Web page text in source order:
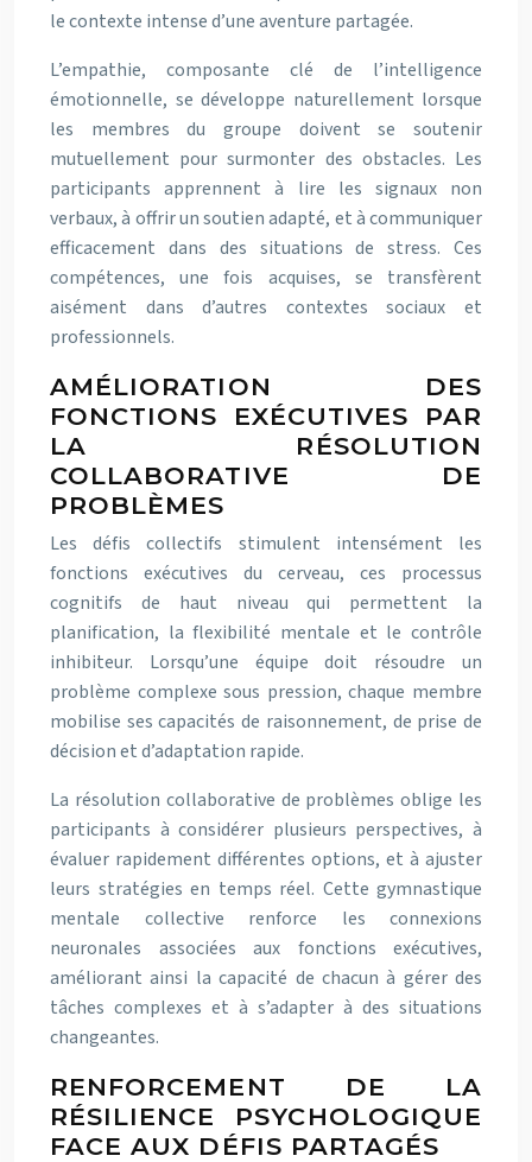
le contexte intense d’une aventure partagée.
L’empathie, composante clé de l’intelligence
émotionnelle, se développe naturellement lorsque
les membres du groupe doivent se soutenir
mutuellement pour surmonter des obstacles. Les
participants apprennent à lire les signaux non
verbaux, à offrir un soutien adapté, et à communiquer
efficacement dans des situations de stress. Ces
compétences, une fois acquises, se transfèrent
aisément dans d’autres contextes sociaux et
professionnels.
AMÉLIORATION DES
FONCTIONS EXÉCUTIVES PAR
LA RÉSOLUTION
COLLABORATIVE DE
PROBLÈMES
Les défis collectifs stimulent intensément les
fonctions exécutives du cerveau, ces processus
cognitifs de haut niveau qui permettent la
planification, la flexibilité mentale et le contrôle
inhibiteur. Lorsqu’une équipe doit résoudre un
problème complexe sous pression, chaque membre
mobilise ses capacités de raisonnement, de prise de
décision et d’adaptation rapide.
La résolution collaborative de problèmes oblige les
participants à considérer plusieurs perspectives, à
évaluer rapidement différentes options, et à ajuster
leurs stratégies en temps réel. Cette gymnastique
mentale collective renforce les connexions
neuronales associées aux fonctions exécutives,
améliorant ainsi la capacité de chacun à gérer des
tâches complexes et à s’adapter à des situations
changeantes.
RENFORCEMENT DE LA
RÉSILIENCE PSYCHOLOGIQUE
FACE AUX DÉFIS PARTAGÉS